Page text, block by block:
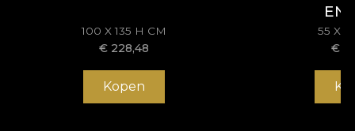
100 X 135 H CM
€ 228,48
Kopen
55 X
€